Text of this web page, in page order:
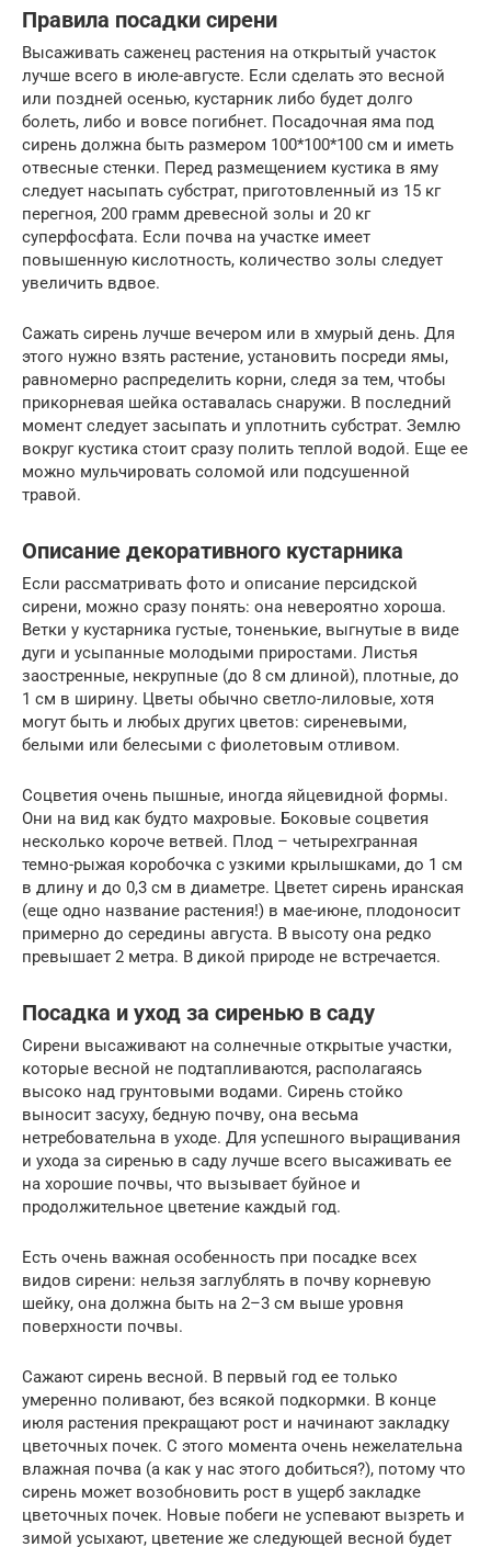
Правила посадки сирени
Высаживать саженец растения на открытый участок
лучше всего в июле-августе. Если сделать это весной
или поздней осенью, кустарник либо будет долго
болеть, либо и вовсе погибнет. Посадочная яма под
сирень должна быть размером 100*100*100 см и иметь
отвесные стенки. Перед размещением кустика в яму
следует насыпать субстрат, приготовленный из 15 кг
перегноя, 200 грамм древесной золы и 20 кг
суперфосфата. Если почва на участке имеет
повышенную кислотность, количество золы следует
увеличить вдвое.
Сажать сирень лучше вечером или в хмурый день. Для
этого нужно взять растение, установить посреди ямы,
равномерно распределить корни, следя за тем, чтобы
прикорневая шейка оставалась снаружи. В последний
момент следует засыпать и уплотнить субстрат. Землю
вокруг кустика стоит сразу полить теплой водой. Еще ее
можно мульчировать соломой или подсушенной
травой.
Описание декоративного кустарника
Если рассматривать фото и описание персидской
сирени, можно сразу понять: она невероятно хороша.
Ветки у кустарника густые, тоненькие, выгнутые в виде
дуги и усыпанные молодыми приростами. Листья
заостренные, некрупные (до 8 см длиной), плотные, до
1 см в ширину. Цветы обычно светло-лиловые, хотя
могут быть и любых других цветов: сиреневыми,
белыми или белесыми с фиолетовым отливом.
Соцветия очень пышные, иногда яйцевидной формы.
Они на вид как будто махровые. Боковые соцветия
несколько короче ветвей. Плод – четырехгранная
темно-рыжая коробочка с узкими крылышками, до 1 см
в длину и до 0,3 см в диаметре. Цветет сирень иранская
(еще одно название растения!) в мае-июне, плодоносит
примерно до середины августа. В высоту она редко
превышает 2 метра. В дикой природе не встречается.
Посадка и уход за сиренью в саду
Сирени высаживают на солнечные открытые участки,
которые весной не подтапливаются, располагаясь
высоко над грунтовыми водами. Сирень стойко
выносит засуху, бедную почву, она весьма
нетребовательна в уходе. Для успешного выращивания
и ухода за сиренью в саду лучше всего высаживать ее
на хорошие почвы, что вызывает буйное и
продолжительное цветение каждый год.
Есть очень важная особенность при посадке всех
видов сирени: нельзя заглублять в почву корневую
шейку, она должна быть на 2–3 см выше уровня
поверхности почвы.
Сажают сирень весной. В первый год ее только
умеренно поливают, без всякой подкормки. В конце
июля растения прекращают рост и начинают закладку
цветочных почек. С этого момента очень нежелательна
влажная почва (а как у нас этого добиться?), потому что
сирень может возобновить рост в ущерб закладке
цветочных почек. Новые побеги не успевают вызреть и
зимой усыхают, цветение же следующей весной будет